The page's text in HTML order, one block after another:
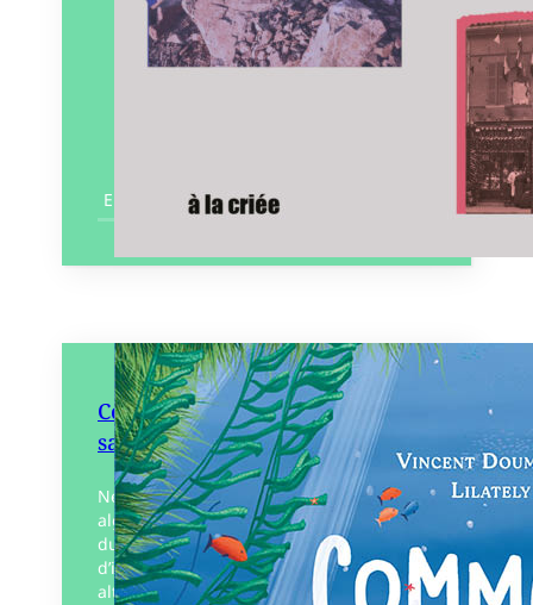
En savoir plus
Comment les algues peuvent
sauver le monde
Nées il y a 1,5 milliard d’années, les
algues ont contribué à façonner le monde
du vivant. Source presque infinie
d’innovations à venir, elles offrent des
alternatives insoupçonnées…